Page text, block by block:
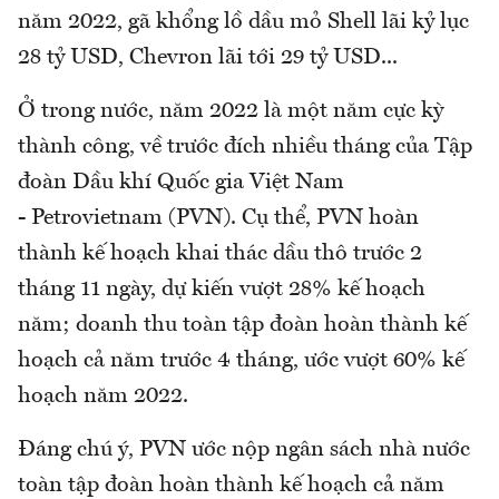
năm 2022, gã khổng lồ dầu mỏ Shell lãi kỷ lục
28 tỷ USD, Chevron lãi tới 29 tỷ USD...
Ở trong nước, năm 2022 là một năm cực kỳ
thành công, về trước đích nhiều tháng của Tập
đoàn Dầu khí Quốc gia Việt Nam
- Petrovietnam (PVN). Cụ thể, PVN hoàn
thành kế hoạch khai thác dầu thô trước 2
tháng 11 ngày, dự kiến vượt 28% kế hoạch
năm; doanh thu toàn tập đoàn hoàn thành kế
hoạch cả năm trước 4 tháng, ước vượt 60% kế
hoạch năm 2022.
Đáng chú ý, PVN ước nộp ngân sách nhà nước
toàn tập đoàn hoàn thành kế hoạch cả năm